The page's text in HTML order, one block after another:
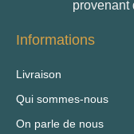
provenant
Informations
Livraison
Qui sommes-nous
On parle de nous